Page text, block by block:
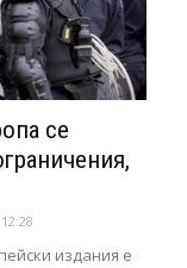
се
издания е